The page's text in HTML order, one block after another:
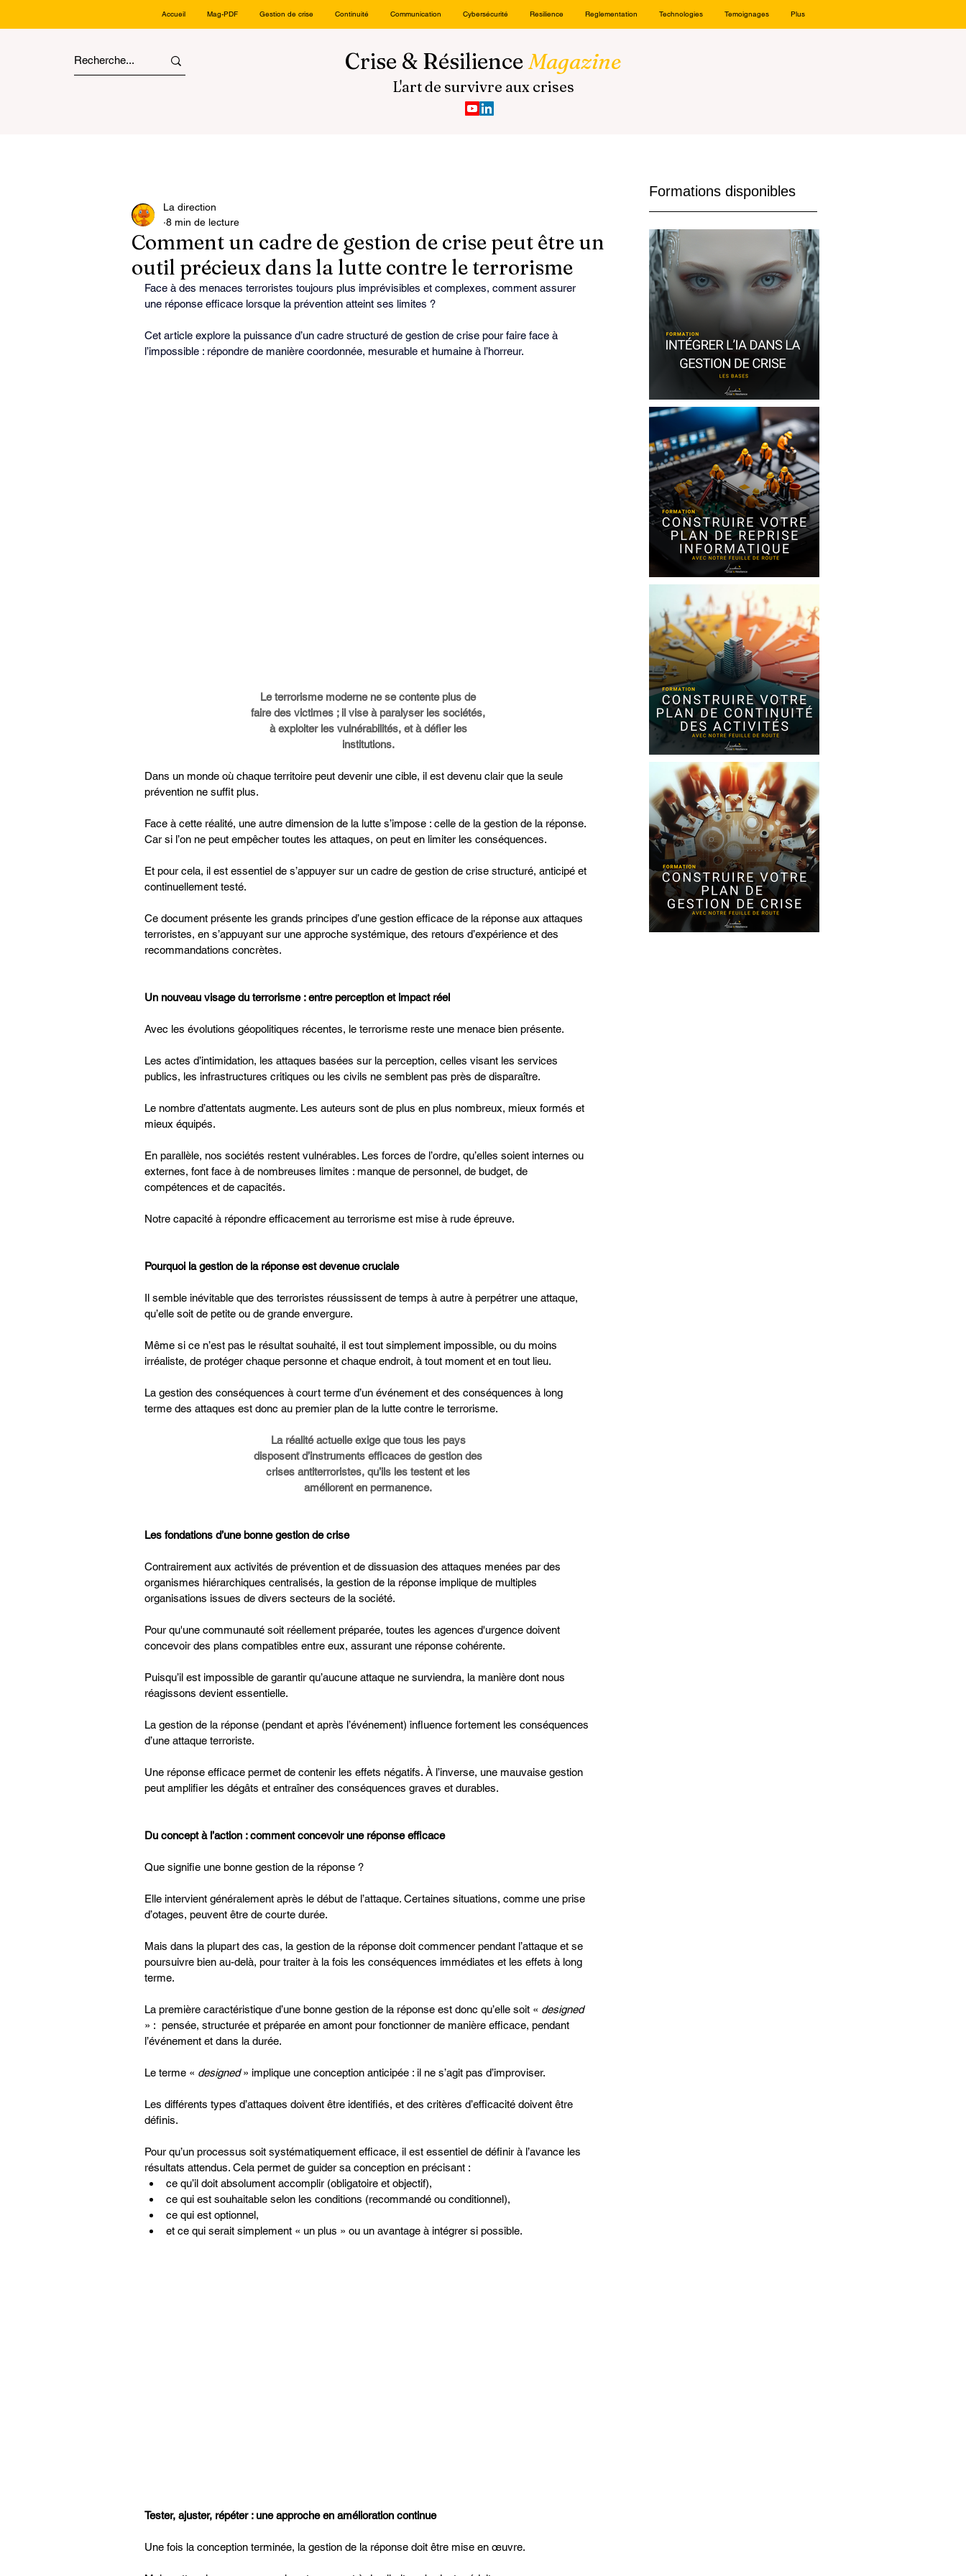
Accueil Mag-PDF Gestion de crise Continuité Communication Cybersécurité Resilience Reglementation Technologies Temoignages Plus
Crise & RésilienceMagazine
L'art de survivre aux crises
Comment un cadre de gestion de crise peut être un
outil précieux dans la lutte contre le terrorisme
La direction
8 min de lecture
Face à des menaces terroristes toujours plus imprévisibles et complexes, comment assurer
une réponse efficace lorsque la prévention atteint ses limites ?
Cet article explore la puissance d’un cadre structuré de gestion de crise pour faire face à
l’impossible : répondre de manière coordonnée, mesurable et humaine à l’horreur.
Le terrorisme moderne ne se contente plus de
faire des victimes ; il vise à paralyser les sociétés,
à exploiter les vulnérabilités, et à défier les
institutions.
Dans un monde où chaque territoire peut devenir une cible, il est devenu clair que la seule
prévention ne suffit plus.
Face à cette réalité, une autre dimension de la lutte s’impose : celle de la gestion de la réponse.
Car si l’on ne peut empêcher toutes les attaques, on peut en limiter les conséquences.
Et pour cela, il est essentiel de s’appuyer sur un cadre de gestion de crise structuré, anticipé et
continuellement testé.
Ce document présente les grands principes d’une gestion efficace de la réponse aux attaques
terroristes, en s’appuyant sur une approche systémique, des retours d’expérience et des
recommandations concrètes.
Un nouveau visage du terrorisme : entre perception et impact réel
Avec les évolutions géopolitiques récentes, le terrorisme reste une menace bien présente.
Les actes d’intimidation, les attaques basées sur la perception, celles visant les services
publics, les infrastructures critiques ou les civils ne semblent pas près de disparaître.
Le nombre d’attentats augmente. Les auteurs sont de plus en plus nombreux, mieux formés et
mieux équipés.
En parallèle, nos sociétés restent vulnérables. Les forces de l’ordre, qu’elles soient internes ou
externes, font face à de nombreuses limites : manque de personnel, de budget, de
compétences et de capacités.
Notre capacité à répondre efficacement au terrorisme est mise à rude épreuve.
Pourquoi la gestion de la réponse est devenue cruciale
Il semble inévitable que des terroristes réussissent de temps à autre à perpétrer une attaque,
qu’elle soit de petite ou de grande envergure.
Même si ce n’est pas le résultat souhaité, il est tout simplement impossible, ou du moins
irréaliste, de protéger chaque personne et chaque endroit, à tout moment et en tout lieu.
La gestion des conséquences à court terme d’un événement et des conséquences à long
terme des attaques est donc au premier plan de la lutte contre le terrorisme.
La réalité actuelle exige que tous les pays
disposent d’instruments efficaces de gestion des
crises antiterroristes, qu’ils les testent et les
améliorent en permanence.
Les fondations d’une bonne gestion de crise
Contrairement aux activités de prévention et de dissuasion des attaques menées par des
organismes hiérarchiques centralisés, la gestion de la réponse implique de multiples
organisations issues de divers secteurs de la société.
Pour qu'une communauté soit réellement préparée, toutes les agences d'urgence doivent
concevoir des plans compatibles entre eux, assurant une réponse cohérente.
Puisqu’il est impossible de garantir qu’aucune attaque ne surviendra, la manière dont nous
réagissons devient essentielle.
La gestion de la réponse (pendant et après l’événement) influence fortement les conséquences
d’une attaque terroriste.
Une réponse efficace permet de contenir les effets négatifs. À l’inverse, une mauvaise gestion
peut amplifier les dégâts et entraîner des conséquences graves et durables.
Du concept à l’action : comment concevoir une réponse efficace
Que signifie une bonne gestion de la réponse ?
Elle intervient généralement après le début de l’attaque. Certaines situations, comme une prise
d’otages, peuvent être de courte durée.
Mais dans la plupart des cas, la gestion de la réponse doit commencer pendant l’attaque et se
poursuivre bien au-delà, pour traiter à la fois les conséquences immédiates et les effets à long
terme.
La première caractéristique d’une bonne gestion de la réponse est donc qu’elle soit « designed
» :  pensée, structurée et préparée en amont pour fonctionner de manière efficace, pendant
l’événement et dans la durée.
Le terme « designed » implique une conception anticipée : il ne s’agit pas d’improviser.
Les différents types d’attaques doivent être identifiés, et des critères d’efficacité doivent être
définis.
Pour qu’un processus soit systématiquement efficace, il est essentiel de définir à l’avance les
résultats attendus. Cela permet de guider sa conception en précisant :
ce qu’il doit absolument accomplir (obligatoire et objectif),
ce qui est souhaitable selon les conditions (recommandé ou conditionnel),
ce qui est optionnel,
et ce qui serait simplement « un plus » ou un avantage à intégrer si possible.
Tester, ajuster, répéter : une approche en amélioration continue
Une fois la conception terminée, la gestion de la réponse doit être mise en œuvre.
Formations disponibles
Formation IA et
Gestion de crise
Formation Plan de
Reprise Informatique
Formation Plan de
Continuité des
Activités